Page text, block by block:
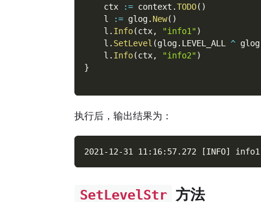
    ctx
:= context .TODO( )
    l
:= glog. New( )
    l
. Info(ctx, "info1")
    l
. SetLevel (glog. LEVEL_ALL ^ glog
    l
. Info(ctx, "info2")
}
执行后，输出结果为：
2021-12-31 11:16:57.272 [INFO] info1
SetLevelStr 方法